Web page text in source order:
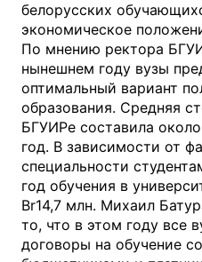
белорусских
экономическое
По мнению ректора
нынешнем году вузы
оптимальный вариант
образования. Средняя
БГУИРе составила
год. В зависимости от
специальности
год обучения в
Br14,7 млн. Михаил
то, что в этом году все
договоры на обучение